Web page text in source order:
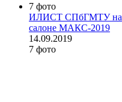
7 фото
ИЛИСТ СПбГМТУ на
салоне МАКС-2019
14.09.2019
7 фото